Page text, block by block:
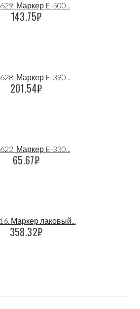
Маркер E-500...
143.75₽
Маркер E-390...
201.54₽
Маркер E-330...
65.67₽
Маркер лаковый...
358.32₽